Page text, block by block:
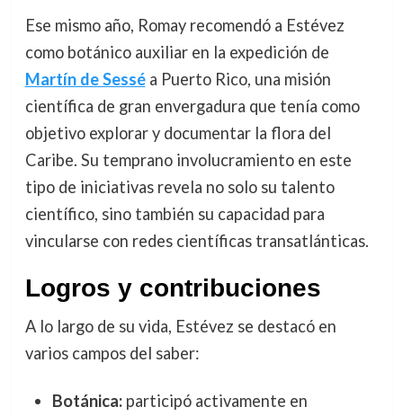
Ese mismo año, Romay recomendó a Estévez
como botánico auxiliar en la expedición de
Martín de Sesséa Puerto Rico, una misión
científica de gran envergadura que tenía como
objetivo explorar y documentar la flora del
Caribe. Su temprano involucramiento en este
tipo de iniciativas revela no solo su talento
científico, sino también su capacidad para
vincularse con redes científicas transatlánticas.
Logros y contribuciones
A lo largo de su vida, Estévez se destacó en
varios campos del saber:
Botánica:participó activamente en